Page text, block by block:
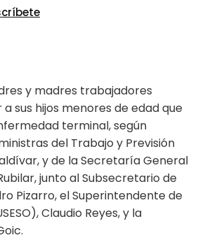
y madres trabajadores
sus hijos menores de edad que
terminal, según
del Trabajo y Previsión
y de la Secretaría General
junto al Subsecretario de
Pizarro, el Superintendente de
Claudio Reyes, y la